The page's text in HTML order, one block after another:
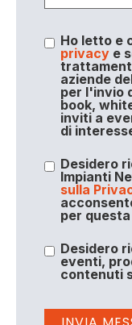
Ho letto e
privacye
aziende
per l'invio
book,
inviti a
di
Desidero
Impianti
sulla
per
Desidero
eventi,
contenuti